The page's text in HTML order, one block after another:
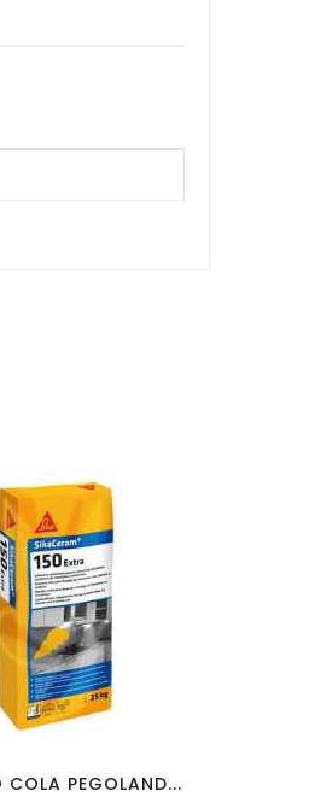
favorite_border visibility
COLA PEGOLAND...